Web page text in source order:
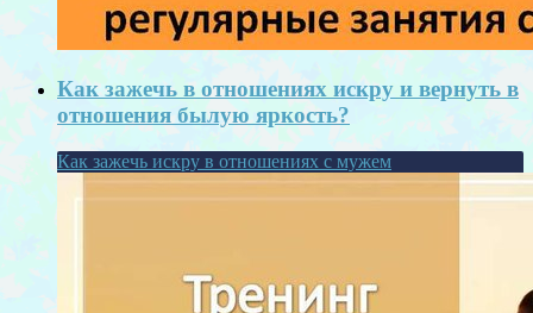
Как зажечь в отношениях искру и вернуть в
отношения былую яркость?
Как зажечь искру в отношениях с мужем